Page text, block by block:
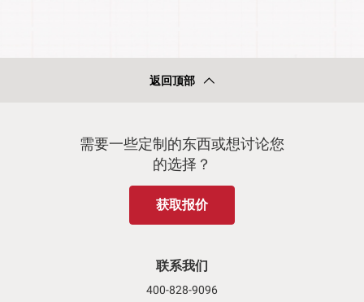
返回顶部
需要一些定制的东西或想讨论您
的选择？
获取报价
联系我们
400-828-9096